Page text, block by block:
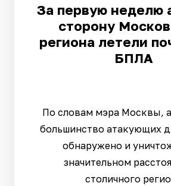
За первую неделю
сторону
региона летели
БПЛА
По словам мэра Москвы,
большинство атакующих
обнаружено и
значительном
столичного